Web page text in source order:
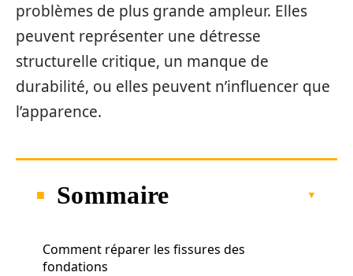
problèmes de plus grande ampleur. Elles
peuvent représenter une détresse
structurelle critique, un manque de
durabilité, ou elles peuvent n’influencer que
l’apparence.
Sommaire
Comment réparer les fissures des
fondations